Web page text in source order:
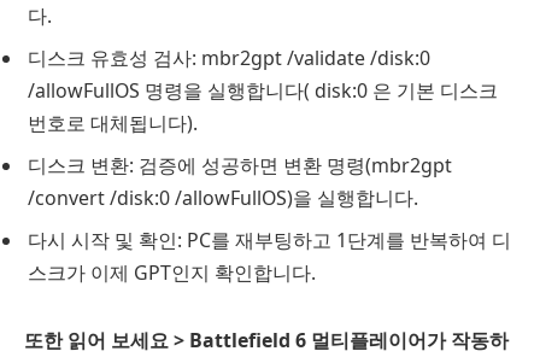
다.
디스크 유효성 검사: mbr2gpt /validate /disk:0
/allowFullOS 명령을 실행합니다( disk:0 은 기본 디스크
번호로 대체됩니다).
디스크 변환: 검증에 성공하면 변환 명령(mbr2gpt
/convert /disk:0 /allowFullOS)을 실행합니다.
다시 시작 및 확인: PC를 재부팅하고 1단계를 반복하여 디
스크가 이제 GPT인지 확인합니다.
또한 읽어 보세요 > Battlefield 6 멀티플레이어가 작동하